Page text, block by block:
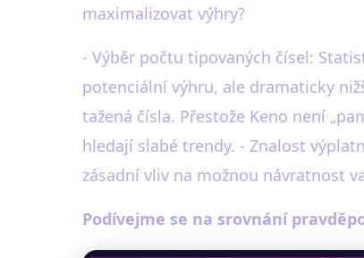
maximalizovat výhry?
- Výběr počtu tipovaných čísel:
potenciální výhru, ale dramaticky
tažená čísla. Přestože Keno není
hledají slabé trendy. - Znalost
zásadní vliv na možnou návratnost
Podívejme se na srovnání